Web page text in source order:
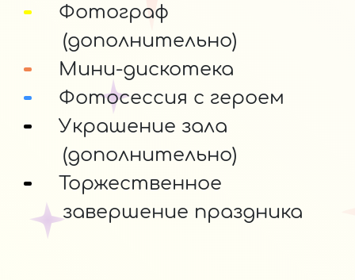
Фотограф
(дополнительно)
Мини-дискотека
Фотосессия с героем
Украшение зала
(дополнительно)
Торжественное
завершение праздника